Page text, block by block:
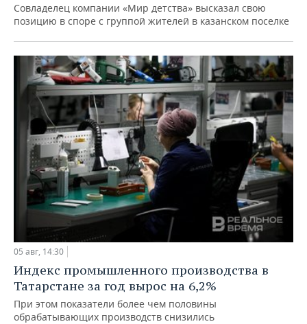
Совладелец компании «Мир детства» высказал свою
позицию в споре с группой жителей в казанском поселке
05 авг, 14:30
Индекс промышленного производства в
Татарстане за год вырос на 6,2%
При этом показатели более чем половины
обрабатывающих производств снизились